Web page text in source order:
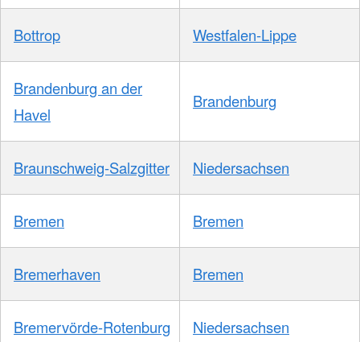
Bottrop Westfalen-Lippe
Brandenburg an der
Havel
Brandenburg
Braunschweig-Salzgitter Niedersachsen
Bremen Bremen
Bremerhaven Bremen
Bremervörde-Rotenburg Niedersachsen